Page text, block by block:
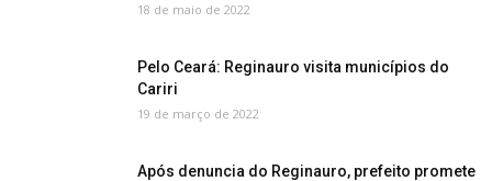
18 de maio de 2022
Pelo Ceará: Reginauro visita municípios do
Cariri
19 de março de 2022
Após denuncia do Reginauro, prefeito promete